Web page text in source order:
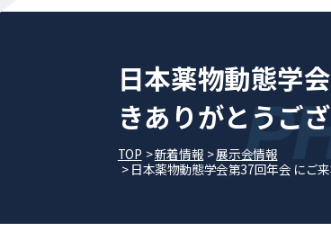
日本薬物動態学
きありがとうご
TOP 新着情報
展⽰会情報
日本薬物動態学会第37回年会 にご